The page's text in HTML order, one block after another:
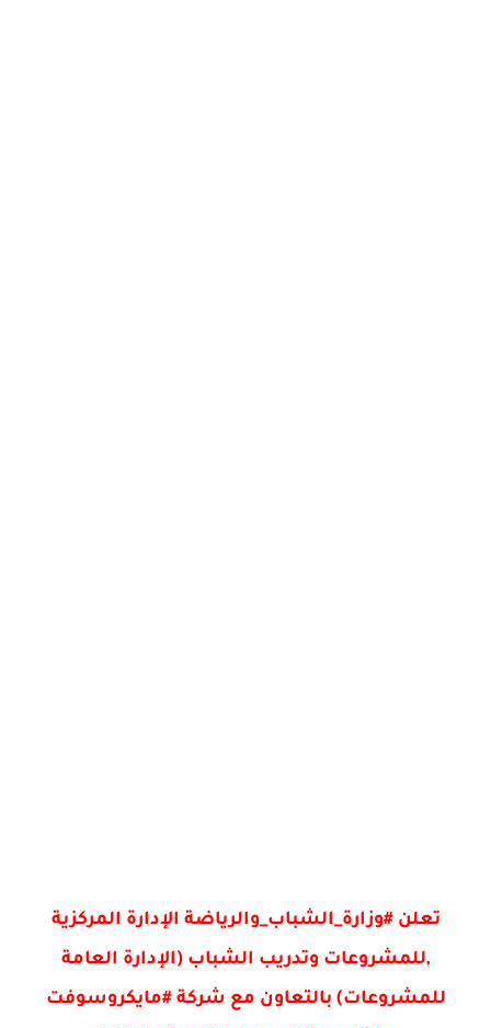
تعلن #وزارة_الشباب_والرياضة الإدارة المركزية
,للمشروعات وتدريب الشباب (الإدارة العامة
للمشروعات) بالتعاون مع شركة #مايكروسوفت